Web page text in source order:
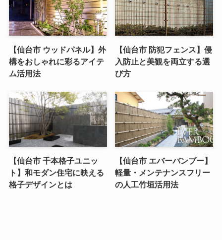
【仙台市 ウッドパネル】外
構をおしゃれに彩るアイテ
ム活用法
【仙台市 防犯フェンス】侵
入防止と美観を両立する選
び方
【仙台市 千本格子ユニッ
ト】和モダン住宅に映える
格子デザインとは
【仙台市 エバーバンブー】
軽量・メンテナンスフリー
の人工竹垣活用法